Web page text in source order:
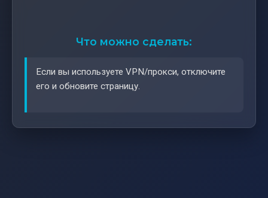
Что можно сделать:
Если вы используете VPN/прокси, отключите
его и обновите страницу.